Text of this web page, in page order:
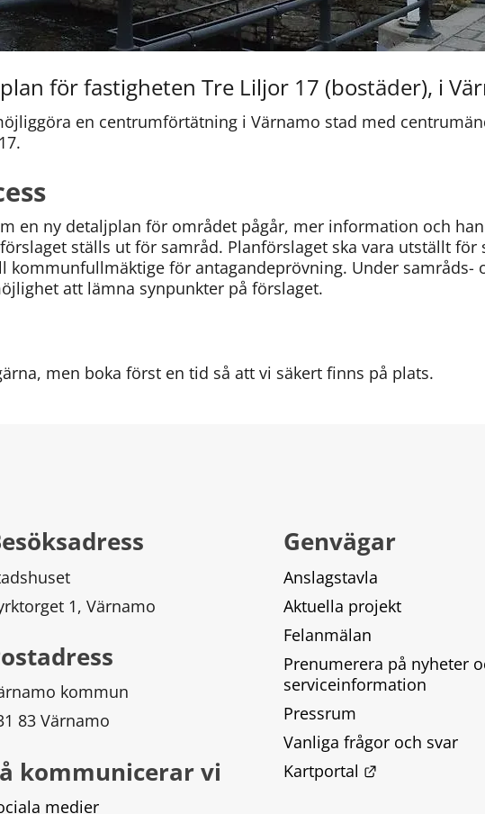
för fastigheten Tre Liljor 17 (bostäder), i
en centrumförtätning i Värnamo stad med
en ny detaljplan för området pågår, mer information och
ställs ut för samråd. Planförslaget ska vara utställt
kommunfullmäktige för antagandeprövning. Under samråds-
att lämna synpunkter på förslaget.
men boka först en tid så att vi säkert finns på plats.
1, Värnamo
kommun
83 Värnamo
kommunicerar vi
medier
Genvägar
Anslagstavla
Aktuella projekt
Felanmälan
Prenumerera på nyheter
serviceinformation
Pressrum
Vanliga frågor och svar
Kartportal